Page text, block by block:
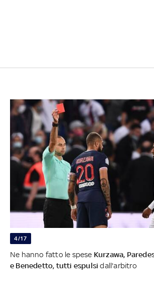
4/17
Ne hanno fatto le spese Kurzawa,
e Benedetto, tutti espulsidall'arbitro